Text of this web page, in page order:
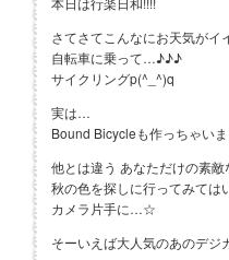
さてさてこんなにお天気がイ
自転車に乗って…♪♪♪
サイクリングp(^_^)q
実は…
Bound Bicycleも作っちゃい
他とは違う あなただけの素
秋の色を探しに行ってみては
カメラ片手に…☆
そーいえば大人気のあのデ